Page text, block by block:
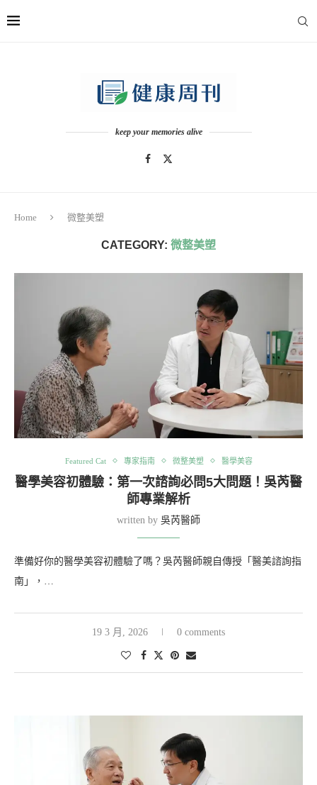
keep your memories alive
Home 微整美塑
CATEGORY: 微整美塑
Featured Cat 專家指南 微整美塑 醫學美容
醫學美容初體驗：第一次諮詢必問5大問題！吳芮醫
師專業解析
written by 吳芮醫師
準備好你的醫學美容初體驗了嗎？吳芮醫師親自傳授「醫美諮詢指
南」，…
19 3 月, 2026 0 comments